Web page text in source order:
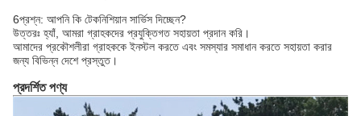
6প্রশ্ন: আপনি কি টেকনিশিয়ান সার্ভিস দিচ্ছেন?
উত্তরঃ হ্যাঁ, আমরা গ্রাহকদের প্রযুক্তিগত সহায়তা প্রদান করি।
আমাদের প্রকৌশলীরা গ্রাহককে ইনস্টল করতে এবং সমস্যার সমাধান করতে সহায়তা করার
জন্য বিভিন্ন দেশে প্রস্তুত।
প্রদর্শিত পণ্য